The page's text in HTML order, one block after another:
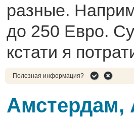
разные.
до 250 Евро.
кстати я
Полезная информация?
Амстердам,